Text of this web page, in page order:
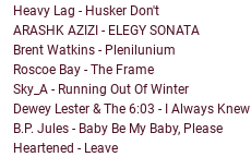
Heavy Lag - Husker Don't
ARASHK AZIZI - ELEGY SONATA
Brent Watkins - Plenilunium
Roscoe Bay - The Frame
Sky_A - Running Out Of Winter
Dewey Lester & The 6:03 - I Always Knew
B.P. Jules - Baby Be My Baby, Please
Heartened - Leave